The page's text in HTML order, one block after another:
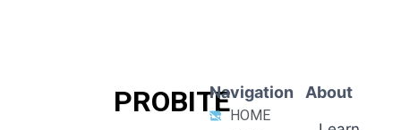
PROBITENavigation
HOME
About